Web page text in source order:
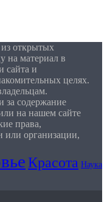
открытых
на материал в
сайта и
целях.
за содержание
на нашем сайте
права,
организации,
Красота Наука